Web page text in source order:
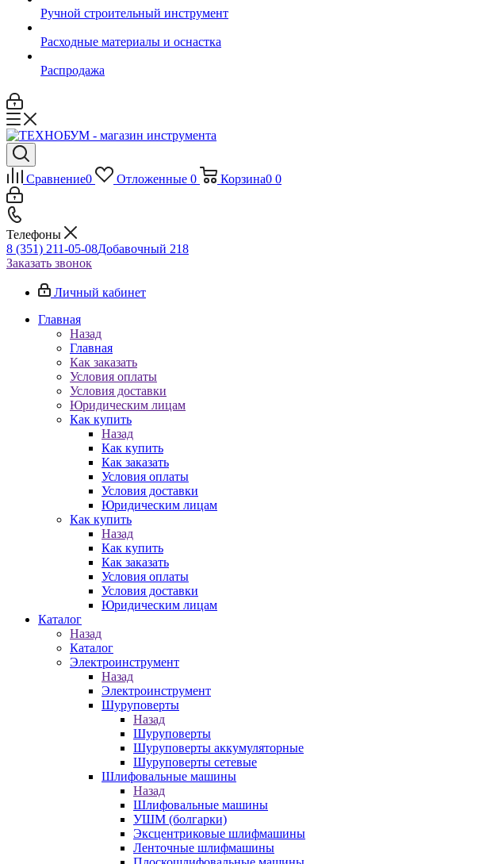
Ручной строительный инструмент
Расходные материалы и оснастка
Распродажа
Сравнение0 Отложенные 0 Корзина0 0
Телефоны
8 (351) 211-05-08Добавочный 218
Заказать звонок
Личный кабинет
Главная
Назад
Главная
Как заказать
Условия оплаты
Условия доставки
Юридическим лицам
Как купить
Назад
Как купить
Как заказать
Условия оплаты
Условия доставки
Юридическим лицам
Как купить
Назад
Как купить
Как заказать
Условия оплаты
Условия доставки
Юридическим лицам
Каталог
Назад
Каталог
Электроинструмент
Назад
Электроинструмент
Шуруповерты
Назад
Шуруповерты
Шуруповерты аккумуляторные
Шуруповерты сетевые
Шлифовальные машины
Назад
Шлифовальные машины
УШМ (болгарки)
Эксцентриковые шлифмашины
Ленточные шлифмашины